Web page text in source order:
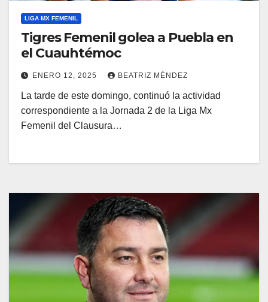
LIGA MX FEMENIL
Tigres Femenil golea a Puebla en
el Cuauhtémoc
ENERO 12, 2025 BEATRIZ MÉNDEZ
La tarde de este domingo, continuó la actividad
correspondiente a la Jornada 2 de la Liga Mx
Femenil del Clausura…